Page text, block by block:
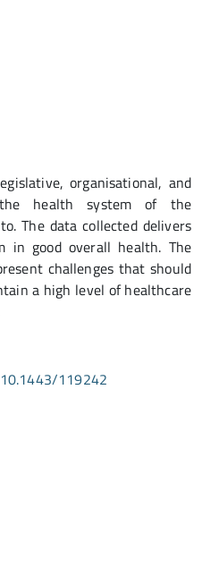
organisational, and
health system of the
The data collected delivers
in good overall health. The
challenges that should
a high level of healthcare
119242